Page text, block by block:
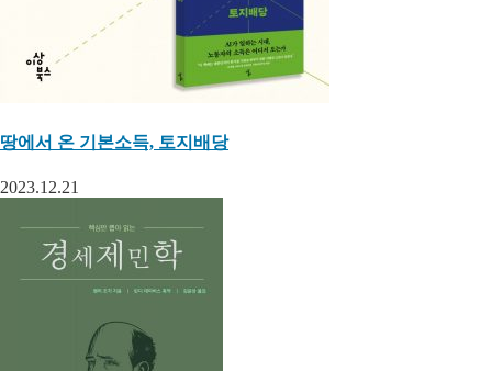
땅에서 온 기본소득, 토지배당
2023.12.21